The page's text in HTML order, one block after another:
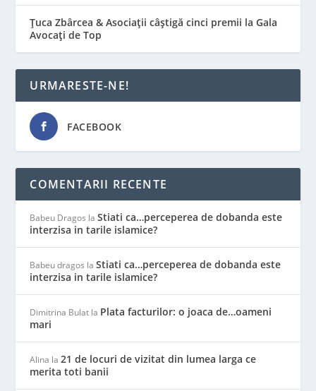
Țuca Zbârcea & Asociații câștigă cinci premii la Gala
Avocați de Top
URMARESTE-NE!
FACEBOOK
COMENTARII RECENTE
Babeu Dragos laStiati ca…perceperea de dobanda este
interzisa in tarile islamice?
Babeu dragos laStiati ca…perceperea de dobanda este
interzisa in tarile islamice?
Dimitrina Bulat la Plata facturilor: o joaca de…oameni
mari
Alina la21 de locuri de vizitat din lumea larga ce
merita toti banii